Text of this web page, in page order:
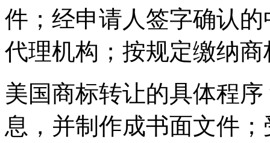
件；经申请人签字确认
代理机构；按规定缴纳
美国商标转让的具体程
息，并制作成书面文件